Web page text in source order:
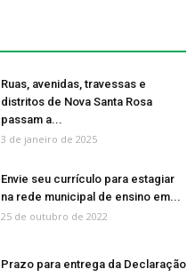
Ruas, avenidas, travessas e
distritos de Nova Santa Rosa
passam a...
3 de janeiro de 2025
Envie seu currículo para estagiar
na rede municipal de ensino em...
25 de outubro de 2022
Prazo para entrega da Declaração